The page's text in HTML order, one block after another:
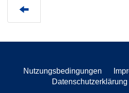
Nutzungsbedingungen
Datenschutzerklärung